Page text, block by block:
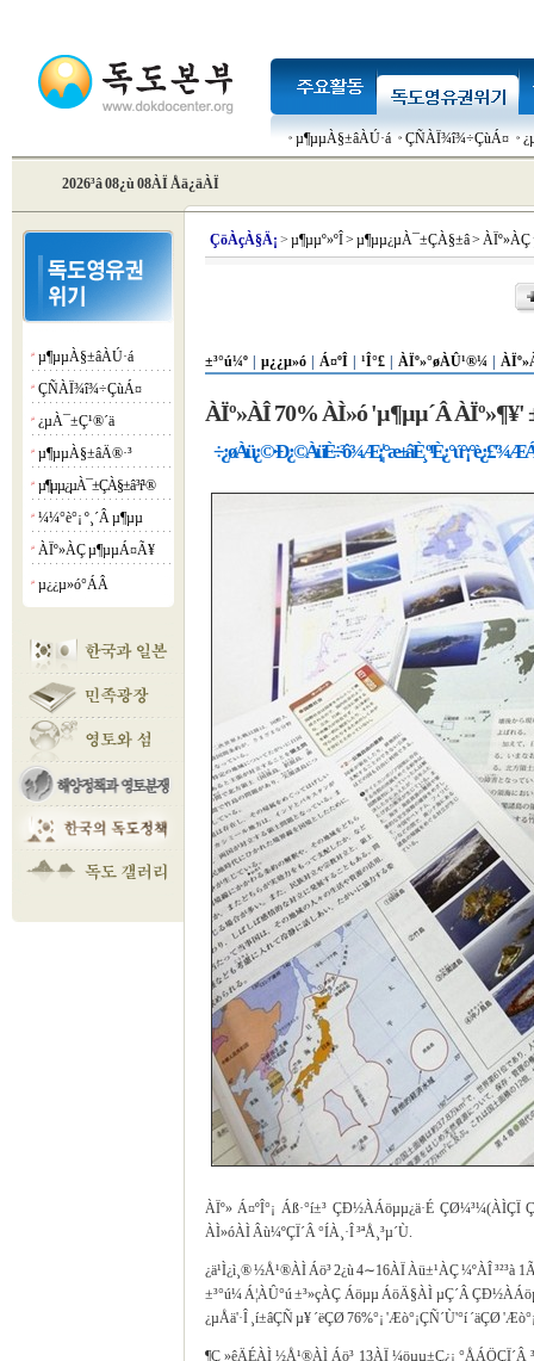
µ¶µµÀ§±âÀÚ·á ÇÑÀÏ¾î¾÷ÇùÁ¤
2026³â 08¿ù 08ÀÏ Åä¿äÀÏ
¡á µ¶µµÀ§±âÀÚ·á
¡á ÇÑÀÏ¾î¾÷ÇùÁ¤
¡á ¿µÀ¯±Ç¹®´ä
¡á µ¶µµÀ§±âÄ®·³
¡á µ¶µµ¿µÀ¯±ÇÀ§±â ³í¹®
¡á ¼¼°è°¡ º¸´Â µ¶µµ
¡á ÀÏº»ÀÇ µ¶µµÁ¤Ã¥
¡á µ¿¿µ»ó°­ÁÂ
ÇöÀçÀ§Ä¡ > µ¶µµº»ºÎ> µ¶µµ¿µÀ¯±ÇÀ§±â>
±³°ú¼º| µ¿¿µ»ó| Á¤ºÎ| ¹Î°£| ÀÏº»°øÀÛ¹®¼­|
ÀÏº»ÀÎ 70% ÀÌ»ó 'µ¶µµ´Â ÀÏº»¶¥'
÷­¿øÀü ¿©·Ð ¿©ÀüÈ÷ ³ô¾Æ¡¦°æ±âÈ¸º¹ È¿°ú °¡°è¿£
ÀÏº» Á¤ºÎ°¡ Áß·°í±³ ÇÐ½ÀÁöµµ¿ä·É ÇØ¼³¼­(ÀÌÇÏ
ÀÌ»óÀÌ Âù¼ºÇÏ´Â °ÍÀ¸·Î ³ªÅ¸³µ´Ù.
¿ä¹Ì¿ì¸® ½Å¹®ÀÌ Áö³­ 2¿ù 4∼16ÀÏ Àü±¹ÀÇ ¼ºÀÎ ³²³à
±³°ú¼­ Á¦ÀÛ°ú ±³»çÀÇ Áöµµ ÁöÄ§ÀÌ µÇ´Â
¿µÅä'·Î ¸í±âÇÑ µ¥ ´ëÇØ 76%°¡ 'Æò°¡ÇÑ´Ù'°í ´äÇØ
¶Ç »êÄÉÀÌ ½Å¹®ÀÌ Áö³­ 13ÀÏ ¼öµµ±Ç¿¡ °ÅÁÖÇÏ´Â